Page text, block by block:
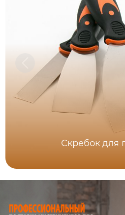
Скребок для